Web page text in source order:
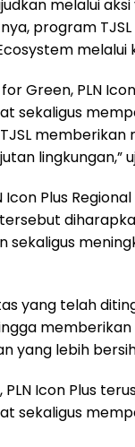
melalui
program
Green, PLN
sekaligus
lingkungan,”
Icon Plus
sekaligus
yang telah
yang lebih
PLN Icon Plus
sekaligus